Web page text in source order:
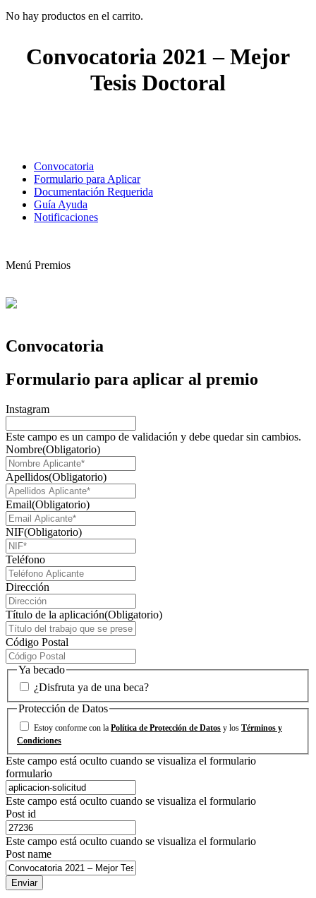
No hay productos en el carrito.
Convocatoria 2021 – Mejor
Tesis Doctoral
Convocatoria
Formulario para Aplicar
Documentación Requerida
Guía Ayuda
Notificaciones
Menú Premios
Convocatoria
Formulario para aplicar al premio
Instagram
Este campo es un campo de validación y debe quedar sin cambios.
Nombre(Obligatorio)
Apellidos(Obligatorio)
Email(Obligatorio)
NIF(Obligatorio)
Teléfono
Dirección
Título de la aplicación(Obligatorio)
Código Postal
Ya becado
¿Disfruta ya de una beca?
Protección de Datos
Estoy conforme con la Política de Protección de Datos y los Términos y
Condiciones
Este campo está oculto cuando se visualiza el formulario
formulario
Este campo está oculto cuando se visualiza el formulario
Post id
Este campo está oculto cuando se visualiza el formulario
Post name